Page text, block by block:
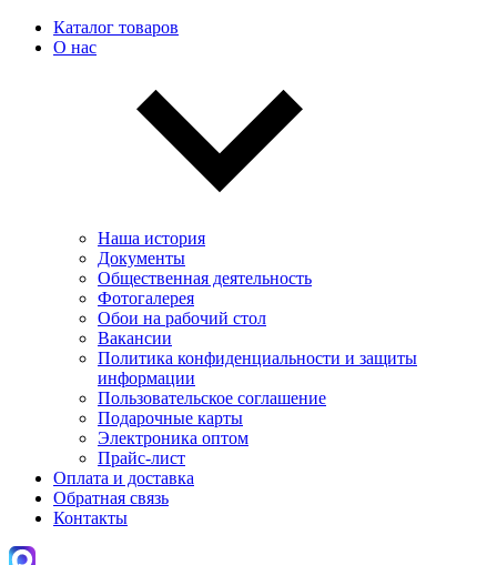
Каталог товаров
О нас
Наша история
Документы
Общественная деятельность
Фотогалерея
Обои на рабочий стол
Вакансии
Политика конфиденциальности и защиты
информации
Пользовательскоe соглашение
Подарочные карты
Электроника оптом
Прайс-лист
Оплата и доставка
Обратная связь
Контакты